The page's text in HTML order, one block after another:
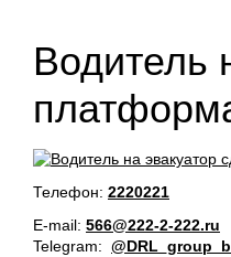
Водитель
Телефон: 2220221
E-mail: 566@222-2-222.ru
Telegram: